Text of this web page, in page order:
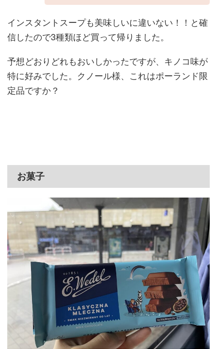
インスタントスープも美味しいに違いない！！と確
信したので3種類ほど買って帰りました。
予想どおりどれもおいしかったですが、キノコ味が
特に好みでした。クノール様、これはポーランド限
定品ですか？
お菓子